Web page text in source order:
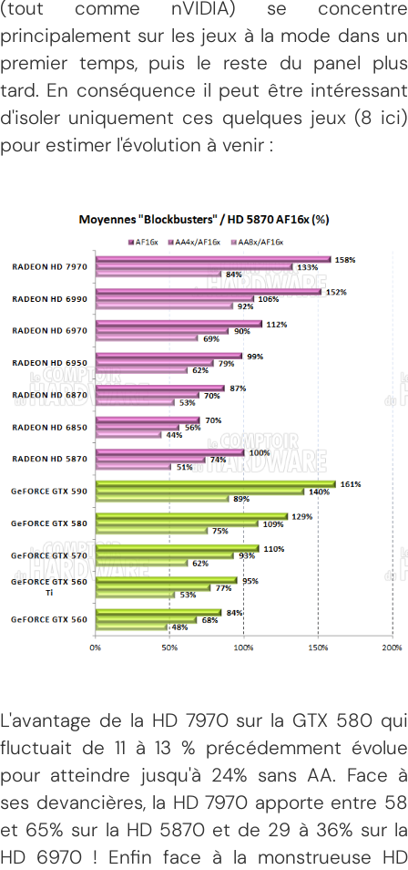
(tout comme nVIDIA) se concentre
principalement sur les jeux à la mode dans un
premier temps, puis le reste du panel plus
tard. En conséquence il peut être intéressant
d'isoler uniquement ces quelques jeux (8 ici)
pour estimer l'évolution à venir :
L'avantage de la HD 7970 sur la GTX 580 qui
fluctuait de 11 à 13 % précédemment évolue
pour atteindre jusqu'à 24% sans AA. Face à
ses devancières, la HD 7970 apporte entre 58
et 65% sur la HD 5870 et de 29 à 36% sur la
HD 6970 ! Enfin face à la monstrueuse HD